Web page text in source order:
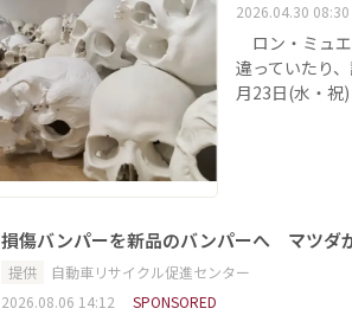
2026.04.30 08:30
ロン・ミュ
違っていたり
月23日(水・祝
損傷バンパーを新品のバンパーへ マツダ
提供
自動車リサイクル促進センター
2026.08.06 14:12
SPONSORED